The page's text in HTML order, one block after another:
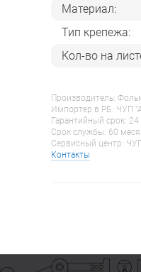
Материал:
Тип крепежа:
Кол-во на
Производитель:
Импортер в РБ: ЧУП
Гарантийный срок:
Срок службы: 60
Сервисный центр:
Контакты